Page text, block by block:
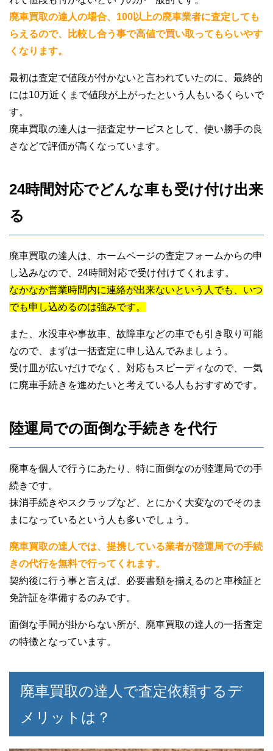
廃車買取の達人の場合、100以上の廃車業者に査定しても
らえるので、比較し合う事で高値で買い取ってもらいやす
くなります。
最初は査定で値段が付かないと言われていたのに、最終的
には10万近くまで値段が上がったという人もいるくらいで
す。
廃車買取の達人は一括査定サービスとして、使い勝手の良
さなどで評価が高くなっています。
24時間対応でどんな車も受け付け出来
る
廃車買取の達人は、ホームページの査定フォームからの申
し込みなので、24時間対応で受け付けてくれます。
なかなか営業時間内に連絡が出来ないという人でも、いつ
でも申し込めるのは強みです。
また、水没車や事故車、故障車などの車でも引き取り可能
なので、まずは一括査定に申し込んでみましょう。
受け皿が広いだけでなく、対応もスピーディなので、一気
に廃車手続きを進めたいと考えている人もおすすめです。
陸運局での面倒な手続きを代行
廃車を個人で行うにあたり、特に面倒なのが陸運局での手
続きです。
抹消手続きやスクラップなど、とにかく大変なのでそのま
まになっているという人も多いでしょう。
廃車買取の達人では、提携している業者が陸運局での手続
きの代行を無料で行ってくれます。
契約後に行う事と言えば、必要書類を揃えるのと車検証と
免許証を準備するのみです。
面倒な手間が掛からない所が、廃車買取の達人の一括査定
の特徴となっています。
廃車買取の達人で査定依頼するデ
メリットは？